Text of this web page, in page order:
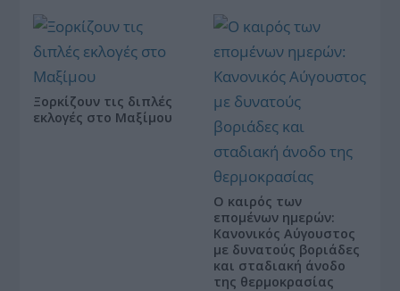
Ξορκίζουν τις διπλές
εκλογές στο Μαξίμου
Ο καιρός των
επομένων ημερών:
Κανονικός Αύγουστος
με δυνατούς βοριάδες
και σταδιακή άνοδο
της θερμοκρασίας